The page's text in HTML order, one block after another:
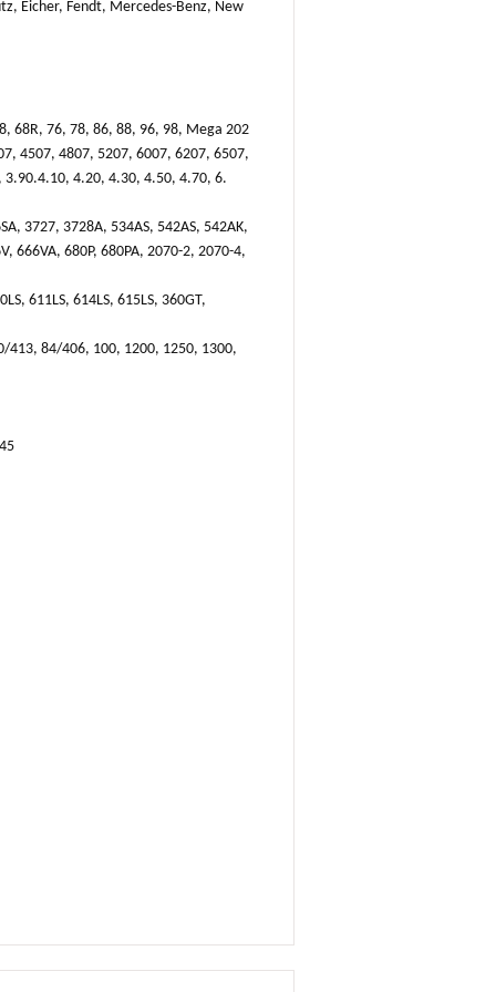
Eicher, Fendt, Mercedes-Benz, New
68R, 76, 78, 86, 88, 96, 98, Mega 202
4507, 4807, 5207, 6007, 6207, 6507,
4.20, 4.30, 4.50, 4.70, 6.
3727, 3728A, 534AS, 542AS, 542AK,
666VA, 680P, 680PA, 2070-2, 2070-4,
611LS, 614LS, 615LS, 360GT,
413, 84/406, 100, 1200, 1250, 1300,